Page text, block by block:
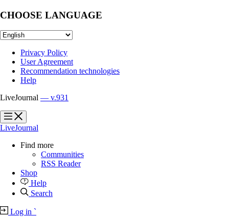
CHOOSE LANGUAGE
Privacy Policy
User Agreement
Recommendation technologies
Help
LiveJournal — v.931
?
?
LiveJournal
Find more
Communities
RSS Reader
Shop
Help
Search
Log in `